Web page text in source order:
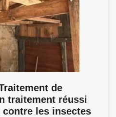
de
traitement réussi
les insectes